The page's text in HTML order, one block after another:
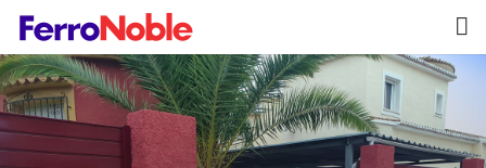
Inicio
Nosotros